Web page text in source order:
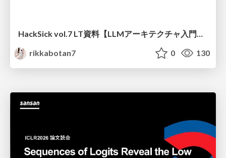
HackSick vol.7 LT資料【LLMアーキテクチャ入門・事前学習時の躓き所解説】 スパースなAttention・状態空間モデル
rikkabotan7
0 130